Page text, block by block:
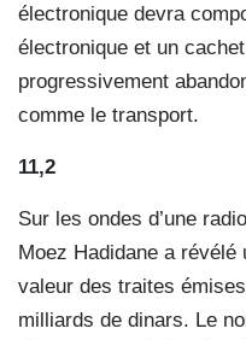
électronique devra
électronique et un
progressivement
comme le transport.
11,2
Sur les ondes d’une
Moez Hadidane a
valeur des traites
milliards de dinars. Le